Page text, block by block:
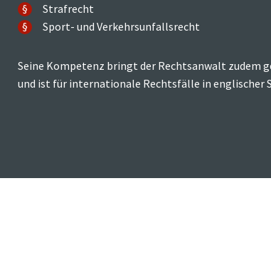
Strafrecht
Sport- und Verkehrsunfallsrecht
Seine Kompetenz bringt der Rechtsanwalt zudem
und ist für internationale Rechtsfälle in englischer